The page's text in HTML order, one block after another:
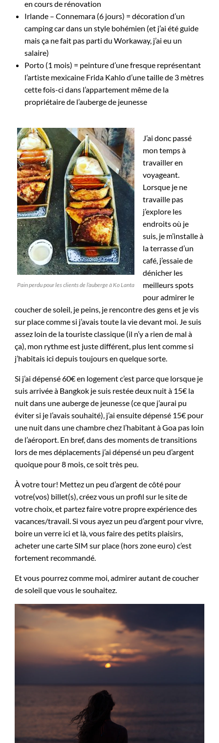
en cours de rénovation
Irlande – Connemara (6 jours) = décoration d’un
camping car dans un style bohémien (et j’ai été guide
mais ça ne fait pas parti du Workaway, j’ai eu un
salaire)
Porto (1 mois) = peinture d’une fresque représentant
l’artiste mexicaine Frida Kahlo d’une taille de 3 mètres
cette fois-ci dans l’appartement même de la
propriétaire de l’auberge de jeunesse
Pain perdu pour les clients de l’auberge à Ko Lanta
J’ai donc passé
mon temps à
travailler en
voyageant.
Lorsque je ne
travaille pas
j’explore les
endroits où je
suis, je m’installe à
la terrasse d’un
café, j’essaie de
dénicher les
meilleurs spots
pour admirer le
coucher de soleil, je peins, je rencontre des gens et je vis
sur place comme si j’avais toute la vie devant moi. Je suis
assez loin de la touriste classique (il n’y a rien de mal à
ça), mon rythme est juste différent, plus lent comme si
j’habitais ici depuis toujours en quelque sorte.
Si j’ai dépensé 60€ en logement c’est parce que lorsque je
suis arrivée à Bangkok je suis restée deux nuit à 15€ la
nuit dans une auberge de jeunesse (ce que j’aurai pu
éviter si je l’avais souhaité), j’ai ensuite dépensé 15€ pour
une nuit dans une chambre chez l’habitant à Goa pas loin
de l’aéroport. En bref, dans des moments de transitions
lors de mes déplacements j’ai dépensé un peu d’argent
quoique pour 8 mois, ce soit très peu.
À votre tour! Mettez un peu d’argent de côté pour
votre(vos) billet(s), créez vous un profil sur le site de
votre choix, et partez faire votre propre expérience des
vacances/travail. Si vous ayez un peu d’argent pour vivre,
boire un verre ici et là, vous faire des petits plaisirs,
acheter une carte SIM sur place (hors zone euro) c’est
fortement recommandé.
Et vous pourrez comme moi, admirer autant de coucher
de soleil que vous le souhaitez.